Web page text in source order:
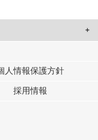
せたコンテンツや広告の
供しています。
に提供した他の情報や、
収集した他の情報を組み
人情報保護方針
採用情報